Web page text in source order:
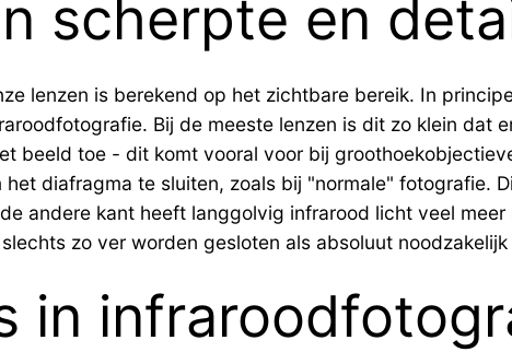
scherpte en
lenzen is berekend op het zichtbare bereik. In
Bij de meeste lenzen is dit zo klein dat
beeld toe - dit komt vooral voor bij
diafragma te sluiten, zoals bij "normale" fotografie.
andere kant heeft langgolvig infrarood licht veel
zo ver worden gesloten als absoluut noodzakelijk
in